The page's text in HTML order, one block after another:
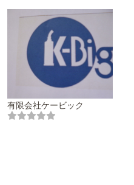
有限会社ケービック